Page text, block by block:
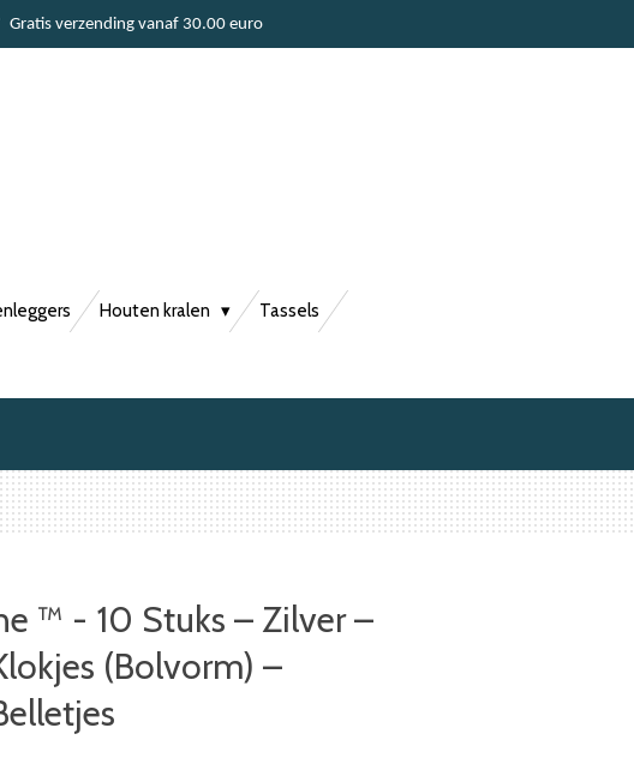
Gratis verzending vanaf 30.00 euro
Houten kralen Tassels
™ - 10 Stuks – Zilver –
(Bolvorm) –